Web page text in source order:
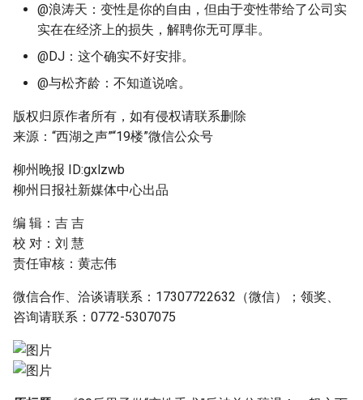
@浪涛天：变性是你的自由，但由于变性带给了公司实
实在在经济上的损失，解聘你无可厚非。
@DJ：这个确实不好安排。
@与松齐龄：不知道说啥。
版权归原作者所有，如有侵权请联系删除
来源：“西湖之声”“19楼”微信公众号
柳州晚报 ID:gxlzwb
柳州日报社新媒体中心出品
编 辑：吉 吉
校 对：刘 慧
责任审核：黄志伟
微信合作、洽谈请联系：17307722632（微信）；领奖、
咨询请联系：0772-5307075